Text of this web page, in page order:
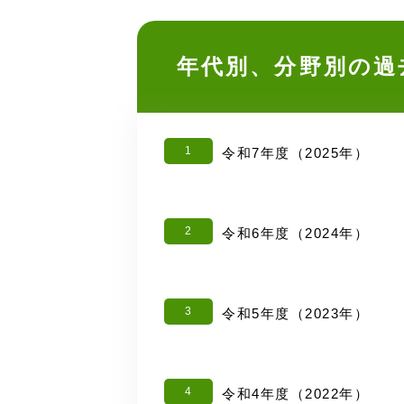
年代別、分野別の過
1 令和7年度（2025年）
2 令和6年度（2024年）
3 令和5年度（2023年）
4 令和4年度（2022年）